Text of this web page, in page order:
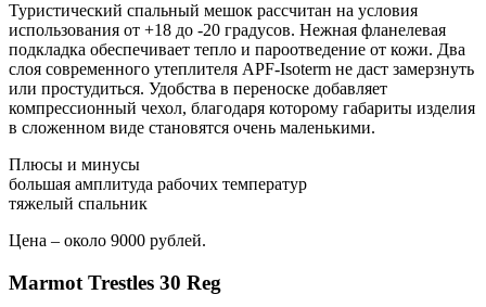
Туристический спальный мешок рассчитан на условия
использования от +18 до -20 градусов. Нежная фланелевая
подкладка обеспечивает тепло и пароотведение от кожи. Два
слоя современного утеплителя APF-Isoterm не даст замерзнуть
или простудиться. Удобства в переноске добавляет
компрессионный чехол, благодаря которому габариты изделия
в сложенном виде становятся очень маленькими.
Плюсы и минусы
большая амплитуда рабочих температур
тяжелый спальник
Цена – около 9000 рублей.
Marmot Trestles 30 Reg